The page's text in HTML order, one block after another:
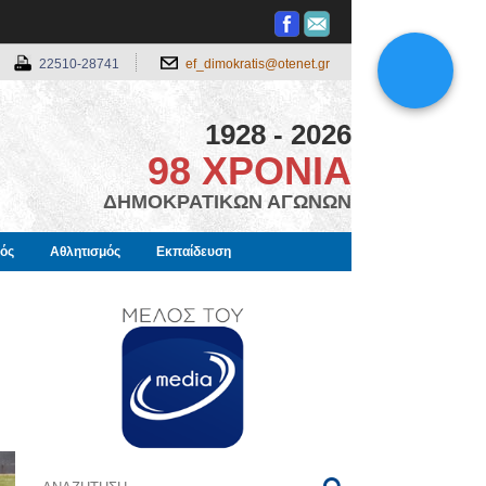
22510-28741 ef_dimokratis@otenet.gr
1928 - 2026
98 ΧΡΟΝΙΑ
ΔΗΜΟΚΡΑΤΙΚΩΝ ΑΓΩΝΩΝ
Αθλητισμός Εκπαίδευση